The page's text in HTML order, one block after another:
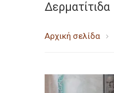
Δερματίτιδα
Αρχική σελίδα